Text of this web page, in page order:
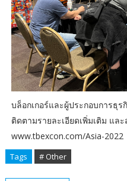
บล็อกเกอร์และผู้ประกอบการธุร
ติดตามรายละเอียดเพิ่มเติม แล
www.tbexcon.com/Asia-2022
Tags # Other